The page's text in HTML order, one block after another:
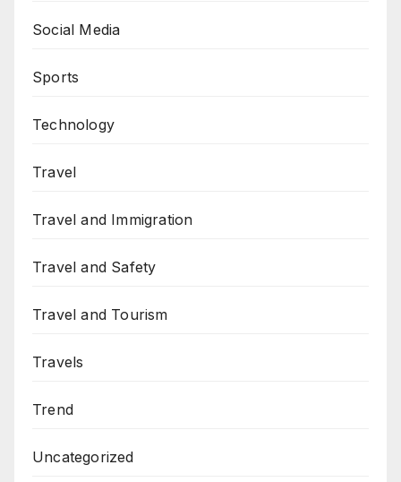
Social Media
Sports
Technology
Travel
Travel and Immigration
Travel and Safety
Travel and Tourism
Travels
Trend
Uncategorized